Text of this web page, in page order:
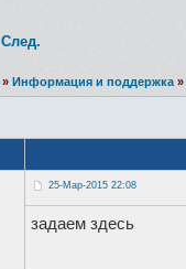
След.
» Информация и поддержка »
25-Мар-2015 22:08
задаем здесь